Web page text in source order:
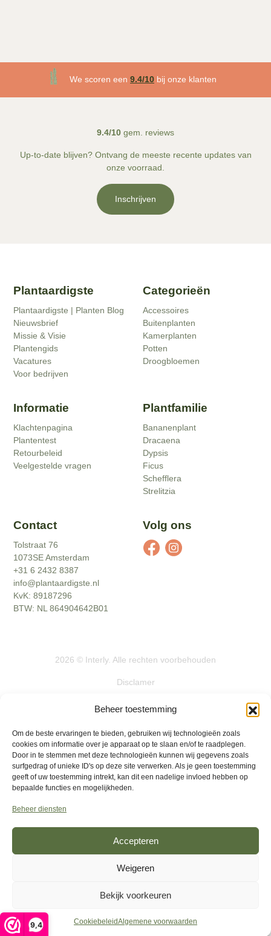
9,4
Beheer toestemming
Om de beste ervaringen te bieden, gebruiken wij technologieën zoals
cookies om informatie over je apparaat op te slaan en/of te raadplegen.
Door in te stemmen met deze technologieën kunnen wij gegevens zoals
surfgedrag of unieke ID's op deze site verwerken. Als je geen toestemming
geeft of uw toestemming intrekt, kan dit een nadelige invloed hebben op
bepaalde functies en mogelijkheden.
Beheer diensten
Accepteren
Weigeren
Bekijk voorkeuren
CookiebeleidAlgemene voorwaarden
We scoren een 9.4/10 bij onze klanten
9.4/10 gem. reviews
Up-to-date blijven? Ontvang de meeste recente updates van
onze voorraad.
Inschrijven
Plantaardigste
Plantaardigste | Planten Blog
Nieuwsbrief
Missie & Visie
Plantengids
Vacatures
Voor bedrijven
Categorieën
Accessoires
Buitenplanten
Kamerplanten
Potten
Droogbloemen
Informatie
Klachtenpagina
Plantentest
Retourbeleid
Veelgestelde vragen
Plantfamilie
Bananenplant
Dracaena
Dypsis
Ficus
Schefflera
Strelitzia
Contact
Tolstraat 76
1073SE Amsterdam
+31 6 2432 8387
info@plantaardigste.nl
KvK: 89187296
BTW: NL 864904642B01
Volg ons
2026 © Interly. Alle rechten voorbehouden
Disclamer
Actievoorwaarden
Privacybeleid
Retourbeleid
De waardering van www.plantaardigste.nl/ bij
Reviewsis 9.4/10 gebaseerd op 70 reviews.